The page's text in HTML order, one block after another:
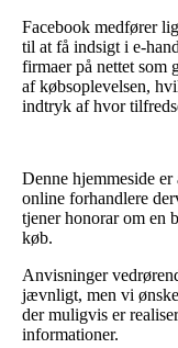
Facebook medfører
til at få indsigt i e-
firmaer på nettet som
af købsoplevelsen,
indtryk af hvor
Denne hjemmeside
online forhandlere
tjener honorar om en
køb.
Anvisninger
jævnligt, men vi
der muligvis er
informationer.